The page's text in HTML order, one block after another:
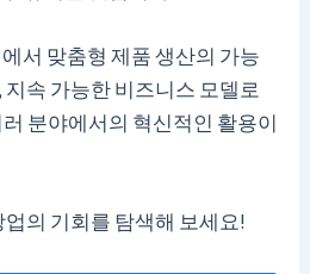
서 맞춤형 제품 생산의 가능
속 가능한 비즈니스 모델로
분야에서의 혁신적인 활용이
업의 기회를 탐색해 보세요!